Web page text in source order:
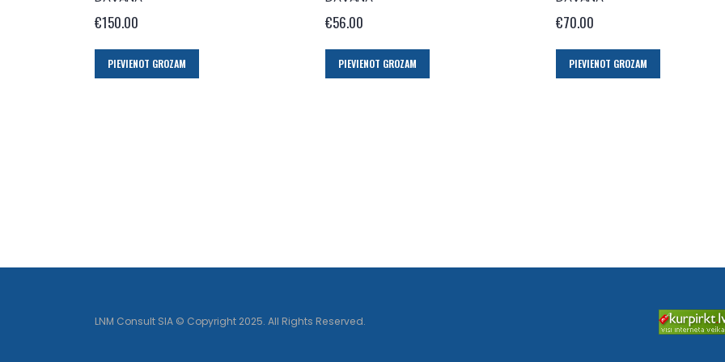
€150.00
PIEVIENOT GROZAM
€56.00
PIEVIENOT GROZAM
€70.00
PIEVIENOT GROZAM
LNM Consult SIA © Copyright 2025. All Rights Reserved.